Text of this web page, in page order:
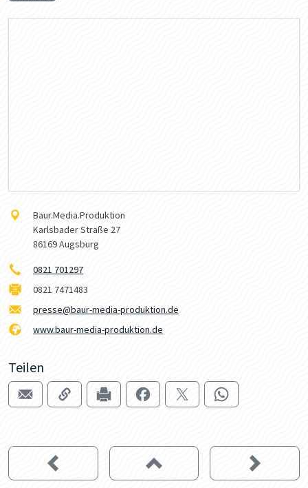
Baur.Media.Produktion
Karlsbader Straße 27
86169 Augsburg
0821 701297
0821 7471483
presse@baur-media-produktion.de
www.baur-media-produktion.de
Teilen